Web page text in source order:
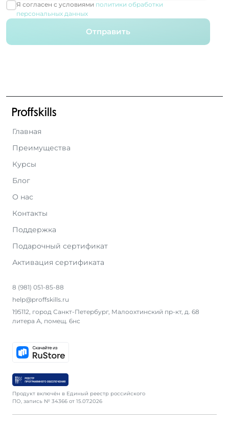
Я согласен с условиями политики обработки
персональных данных
Отправить
Главная
Преимущества
Курсы
Блог
О нас
Контакты
Поддержка
Подарочный сертификат
Активация сертификата
8 (981) 051-85-88
help@proffskills.ru
195112, город Санкт-Петербург, Малоохтинский пр-кт, д. 68
литера А, помещ. 6нс
Продукт включён в Единый реестр российского
ПО, запись № 34366 от 15.07.2026